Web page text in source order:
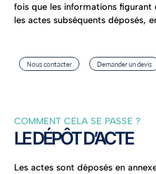
fois que les informations
les actes subséquents déposés,
Nous contacter Demander un devis
COMMENT CELA SE PASSE ?
LE DÉPÔT D’ACTE
Les actes sont déposés en